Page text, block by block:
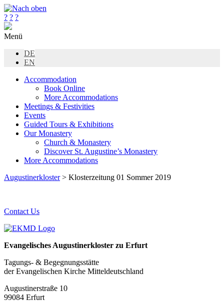
? ? ?
Menü
DE
EN
Accommodation
Book Online
More Accommodations
Meetings & Festivities
Events
Guided Tours & Exhibitions
Our Monastery
Church & Monastery
Discover St. Augustine’s Monastery
More Accommodations
Augustinerkloster> Klosterzeitung 01 Sommer 2019
Contact Us
Evangelisches Augustinerkloster zu Erfurt
Tagungs- & Begegnungsstätte
der Evangelischen Kirche Mitteldeutschland
Augustinerstraße 10
99084 Erfurt